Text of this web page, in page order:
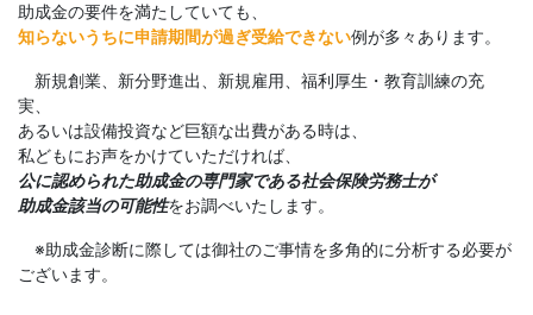
助成金の要件を満たしていても、
知らないうちに申請期間が過ぎ受給できない例が多々あります。
新規創業、新分野進出、新規雇用、福利厚生・教育訓練の充
実、
あるいは設備投資など巨額な出費がある時は、
私どもにお声をかけていただければ、
公に認められた助成金の専門家である社会保険労務士が
助成金該当の可能性をお調べいたします。
※助成金診断に際しては御社のご事情を多角的に分析する必要が
ございます。